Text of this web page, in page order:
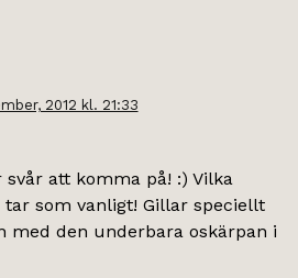
2012 kl. 21:33
att komma på! :) Vilka
som vanligt! Gillar speciellt
med den underbara oskärpan i